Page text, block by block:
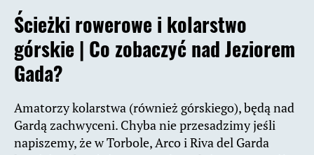
Ścieżki rowerowe i kolarstwo
górskie | Co zobaczyć nad Jeziorem
Gada?
Amatorzy kolarstwa (również górskiego), będą nad
Gardą zachwyceni. Chyba nie przesadzimy jeśli
napiszemy, że w Torbole, Arco i Riva del Garda